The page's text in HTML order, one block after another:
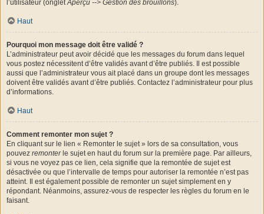
l’utilisateur (ongletAperçu --> Gestion des brouillons).
Haut
Pourquoi mon message doit être validé ?
L’administrateur peut avoir décidé que les messages du forum dans lequel
vous postez nécessitent d’être validés avant d’être publiés. Il est possible
aussi que l’administrateur vous ait placé dans un groupe dont les messages
doivent être validés avant d’être publiés. Contactez l’administrateur pour plus
d’informations.
Haut
Comment remonter mon sujet ?
En cliquant sur le lien « Remonter le sujet » lors de sa consultation, vous
pouvez remonterle sujet en haut du forum sur la première page. Par ailleurs,
si vous ne voyez pas ce lien, cela signifie que la remontée de sujet est
désactivée ou que l’intervalle de temps pour autoriser la remontée n’est pas
atteint. Il est également possible de remonter un sujet simplement en y
répondant. Néanmoins, assurez-vous de respecter les règles du forum en le
faisant.